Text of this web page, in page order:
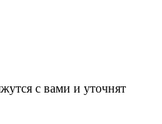
с вами и уточнят